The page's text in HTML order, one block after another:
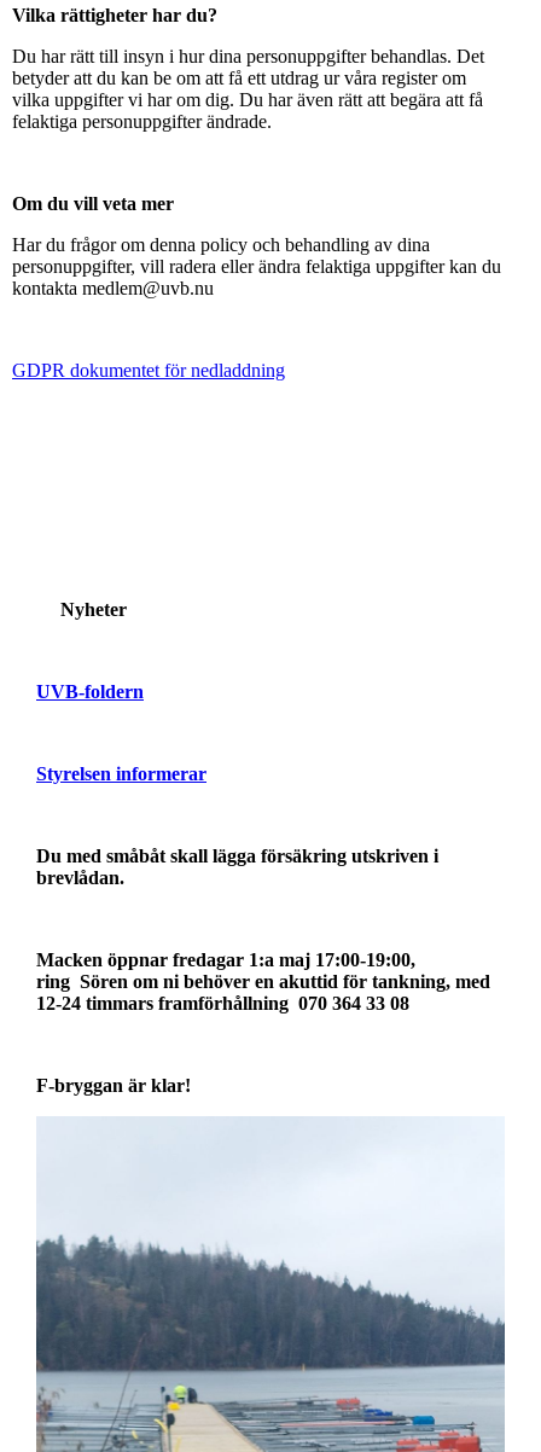
Vilka rättigheter har du?
Du har rätt till insyn i hur dina personuppgifter behandlas. Det
betyder att du kan be om att få ett utdrag ur våra register om
vilka uppgifter vi har om dig. Du har även rätt att begära att få
felaktiga personuppgifter ändrade.
Om du vill veta mer
Har du frågor om denna policy och behandling av dina
personuppgifter, vill radera eller ändra felaktiga uppgifter kan du
kontakta medlem@uvb.nu
GDPR dokumentet för nedladdning
Nyheter
UVB-foldern
Styrelsen informerar
Du med småbåt skall lägga försäkring utskriven i
brevlådan.
Macken öppnar fredagar 1:a maj 17:00-19:00,
ring Sören om ni behöver en akuttid för tankning, med
12-24 timmars framförhållning 070 364 33 08
F-bryggan är klar!